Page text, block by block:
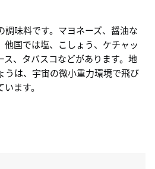
調味料です。マヨネーズ、醤油な
他国では塩、こしょう、ケチャッ
ス、タバスコなどがあります。地
うは、宇宙の微小重力環境で飛び
ます。